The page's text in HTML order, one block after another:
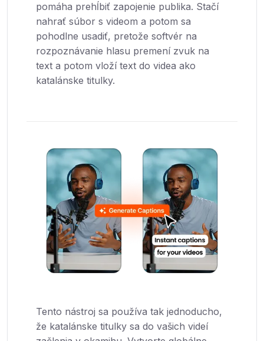
pomáha prehĺbiť zapojenie publika. Stačí
nahrať súbor s videom a potom sa
pohodlne usadiť, pretože softvér na
rozpoznávanie hlasu premení zvuk na
text a potom vloží text do videa ako
katalánske titulky.
Tento nástroj sa používa tak jednoducho,
že katalánske titulky sa do vašich videí